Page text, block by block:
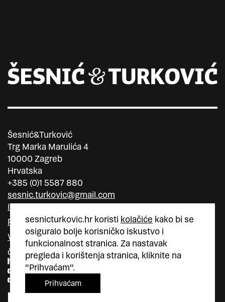
sesnicturkovic.hr koristi kolačiće kako bi se
osiguralo bolje korisničko iskustvo i
funkcionalnost stranica. Za nastavak
pregleda i korištenja stranica, kliknite na
"Prihvaćam".
Prihvaćam
Šesnić&Turković
Trg Marka Marulića 4
10000 Zagreb
Hrvatska
+385 (0)1 5587 880
sesnic.turkovic@gmail.com
Instagram
Facebook
Vimeo
član
član